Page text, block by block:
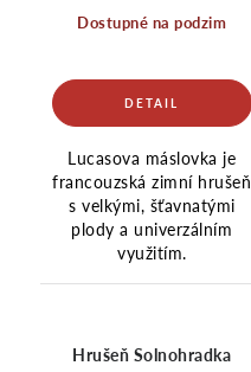
Dostupné na podzim
Lucasova máslovka je
francouzská zimní hrušeň
s velkými, šťavnatými
plody a univerzálním
využitím.
Hrušeň Solnohradka